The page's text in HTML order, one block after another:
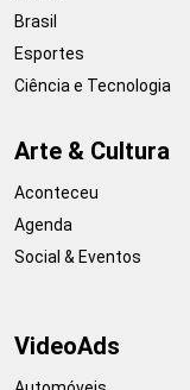
Brasil
Esportes
Ciência e Tecnologia
Arte & Cultura
Aconteceu
Agenda
Social & Eventos
VideoAds